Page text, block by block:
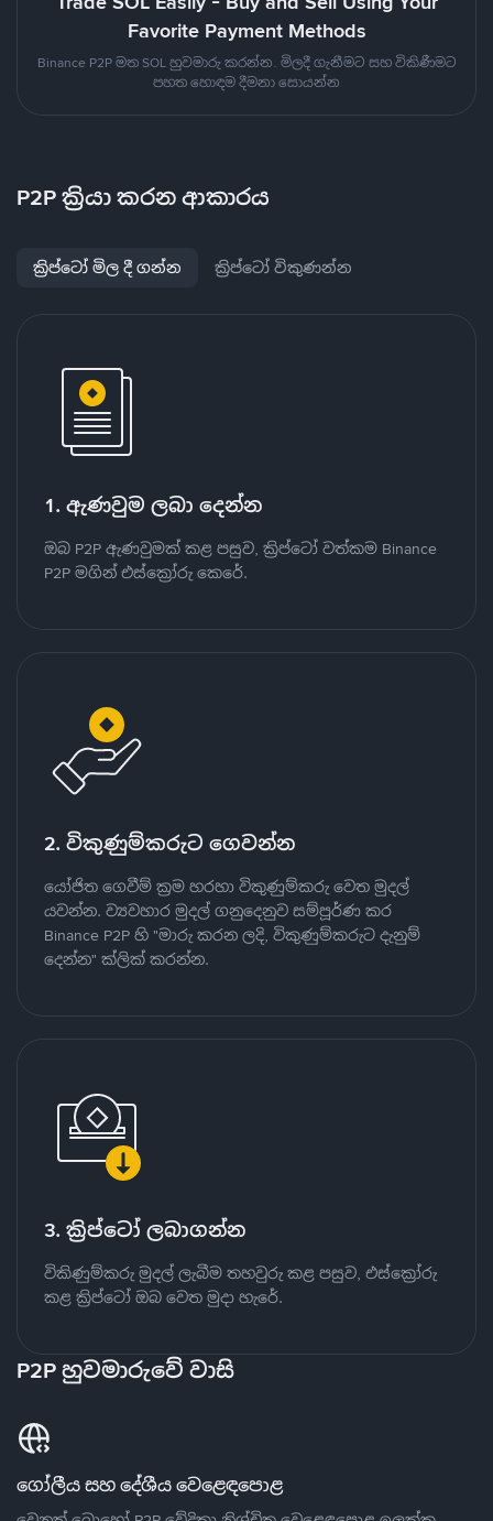
Favorite Payment Methods
Binance P2P මත SOL හුවමාරු කරන්න. මිලදී ගැනීමට සහ විකිණීමට
පහත හොඳම දීමනා සොයන්න
P2P ක්‍රියා කරන ආකාරය
ක්‍රිප්ටෝ මිල දී ගන්න ක්‍රිප්ටෝ විකුණන්න
1. ඇණවුම ලබා දෙන්න
ඔබ P2P ඇණවුමක් කළ පසුව, ක්‍රිප්ටෝ වත්කම Binance
P2P මගින් එස්ක්‍රෝරු කෙරේ.
2. විකුණුම්කරුට ගෙවන්න
යෝජිත ගෙවීම් ක්‍රම හරහා විකුණුම්කරු වෙත මුදල්
යවන්න. ව්‍යවහාර මුදල් ගනුදෙනුව සම්පූර්ණ කර
Binance P2P හි "මාරු කරන ලදි, විකුණුම්කරුට දැනුම්
දෙන්න" ක්ලික් කරන්න.
3. ක්‍රිප්ටෝ ලබාගන්න
විකිණුම්කරු මුදල් ලැබීම තහවුරු කළ පසුව, එස්ක්‍රෝරු
කළ ක්‍රිප්ටෝ ඔබ වෙත මුදා හැරේ.
P2P හුවමාරුවේ වාසි
ගෝලීය සහ දේශීය වෙළෙඳපොළ